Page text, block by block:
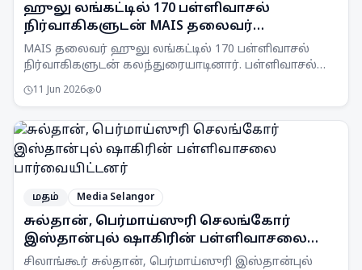
ஹுலு லங்கட்டில் 170 பள்ளிவாசல்
நிர்வாகிகளுடன் MAIS தலைவர்
கலந்துரையாடல்
MAIS தலைவர் ஹுலு லங்கட்டில் 170 பள்ளிவாசல்
நிர்வாகிகளுடன் கலந்துரையாடினார். பள்ளிவாசல்
ஆராயப்பட்டன.
11 Jun 2026 0
மதம் Media Selangor
சுல்தான், பெர்மாய்ஸுரி செலங்கோர்
இஸ்தான்புல் ஷாகிரின் பள்ளிவாசலை
பார்வையிட்டனர்
சிலாங்கூர் சுல்தான், பெர்மாய்ஸுரி இஸ்தான்புல்